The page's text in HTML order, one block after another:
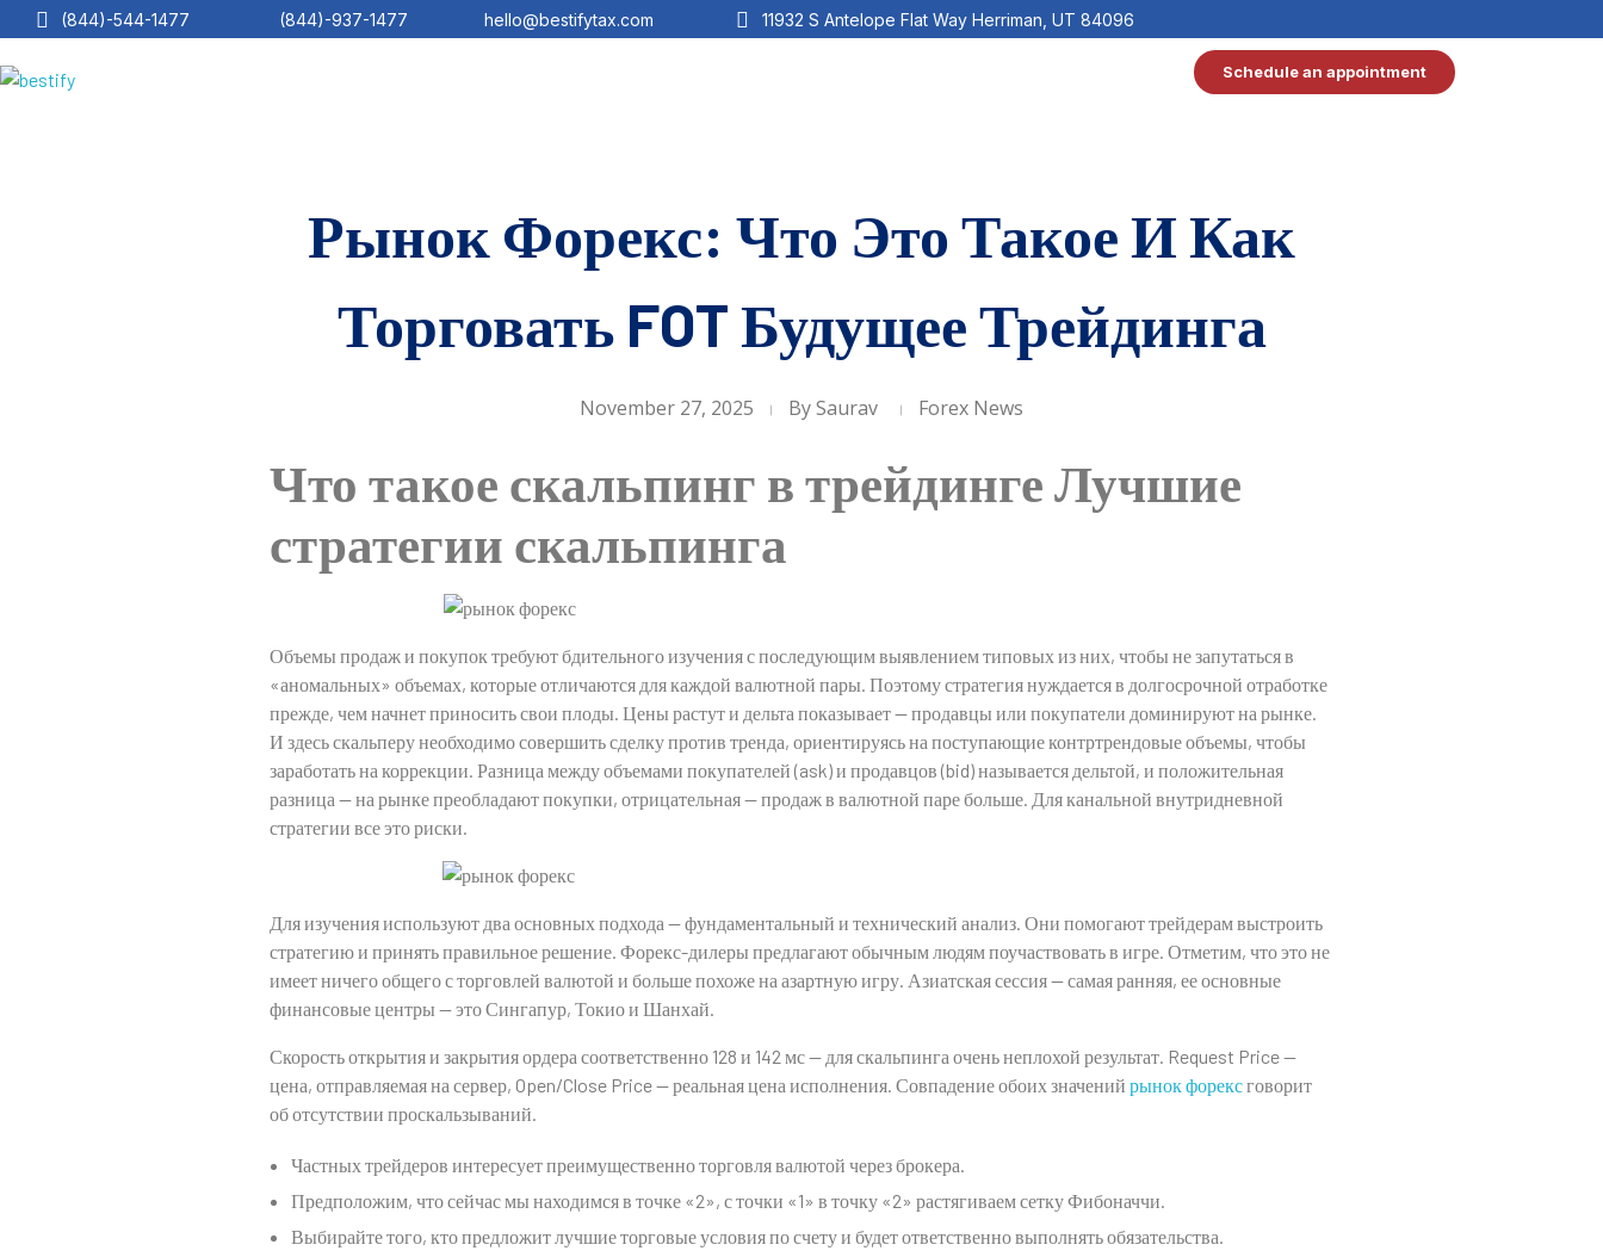
(844)-544-1477 (844)-937-1477 hello@bestifytax.com 11932 S Antelope Flat Way Herriman, UT 84096
Schedule an appointment
Рынок Форекс: Что Это Такое И Как
Торговать FOT Будущее Трейдинга
November 27, 2025 BySaurav Forex News
Что такое скальпинг в трейдинге Лучшие
стратегии скальпинга
Объемы продаж и покупок требуют бдительного изучения с последующим выявлением типовых из них, чтобы не запутаться в
«аномальных» объемах, которые отличаются для каждой валютной пары. Поэтому стратегия нуждается в долгосрочной отработке
прежде, чем начнет приносить свои плоды. Цены растут и дельта показывает — продавцы или покупатели доминируют на рынке.
И здесь скальперу необходимо совершить сделку против тренда, ориентируясь на поступающие контртрендовые объемы, чтобы
заработать на коррекции. Разница между объемами покупателей (ask) и продавцов (bid) называется дельтой, и положительная
разница — на рынке преобладают покупки, отрицательная — продаж в валютной паре больше. Для канальной внутридневной
стратегии все это риски.
Для изучения используют два основных подхода — фундаментальный и технический анализ. Они помогают трейдерам выстроить
стратегию и принять правильное решение. Форекс-дилеры предлагают обычным людям поучаствовать в игре. Отметим, что это не
имеет ничего общего с торговлей валютой и больше похоже на азартную игру. Азиатская сессия — самая ранняя, ее основные
финансовые центры — это Сингапур, Токио и Шанхай.
Скорость открытия и закрытия ордера соответственно 128 и 142 мс — для скальпинга очень неплохой результат. Request Price —
цена, отправляемая на сервер, Open/Close Price — реальная цена исполнения. Совпадение обоих значенийрынок форексговорит
об отсутствии проскальзываний.
Частных трейдеров интересует преимущественно торговля валютой через брокера.
Предположим, что сейчас мы находимся в точке «2», с точки «1» в точку «2» растягиваем сетку Фибоначчи.
Выбирайте того, кто предложит лучшие торговые условия по счету и будет ответственно выполнять обязательства.